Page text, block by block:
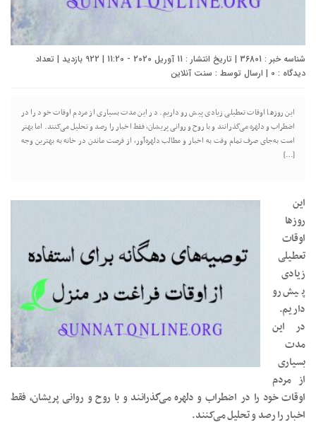
شناسه خبر : 36801 | تاریخ انتشار : 11 آوریل 2020 - 11:20 | 922 بازدید | تعداد
دیدگاه : 0 | ارسال توسط : سنت آنلاین
این روزها اوقات تعطیلی زیادی پیش رو داریم. در این مدت بسیاری از مردم اوقات خود را در
اضطراب و دلهره می‌گذرانند و با روح و روانی پریشان، فقط اخبار را رصد و تحلیل می‌کنند. اما بهتر
است به‌جای صرف تمام وقت به اخبار و مطالب دلهره‌آور، از فرصت ماندن در خانه به بهترین وجه
[…]
این
روزها
اوقات
تعطیلی
زیادی
پیش رو
داریم.
در این
مدت
بسیاری
از مردم
اوقات خود را در اضطراب و دلهره می‌گذرانند و با روح و روانی پریشان، فقط
اخبار را رصد و تحلیل می‌کنند.